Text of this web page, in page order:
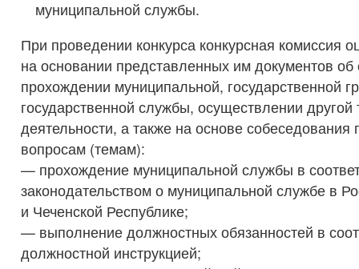
муниципальной службы.
При проведении конкурса конкурсная комиссия
на основании представленных им документов об
прохождении муниципальной, государственной
государственной службы, осуществлении другой
деятельности, а также на основе
вопросам (темам):
— прохождение муниципальной службы в
законодательством о муниципальной службе в
и Чеченской Республике;
— выполнение должностных обязанностей в
должностной инструкцией;